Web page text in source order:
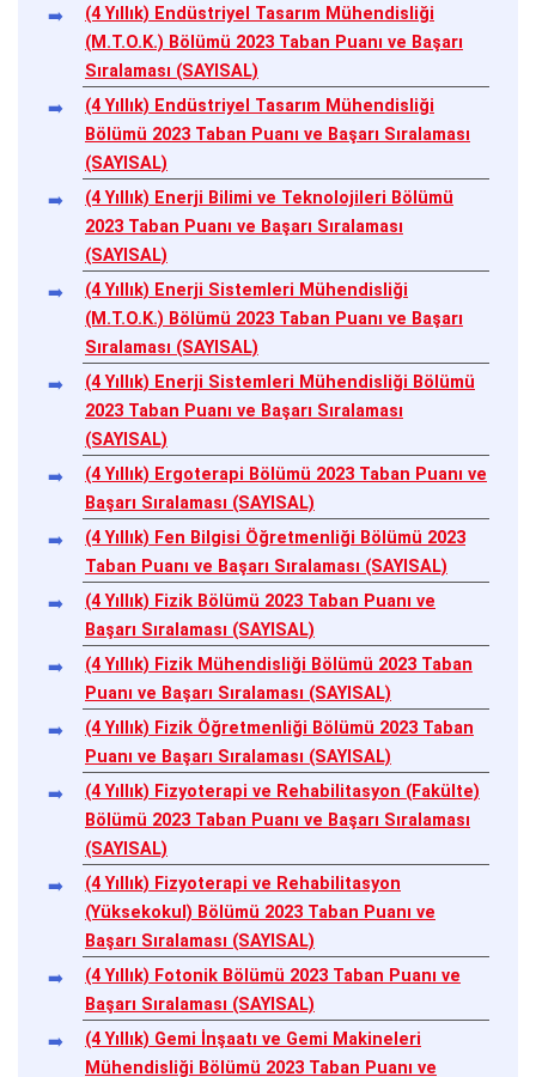
(4 Yıllık) Endüstriyel Tasarım Mühendisliği
(M.T.O.K.) Bölümü 2023 Taban Puanı ve Başarı
Sıralaması (SAYISAL)
(4 Yıllık) Endüstriyel Tasarım Mühendisliği
Bölümü 2023 Taban Puanı ve Başarı Sıralaması
(SAYISAL)
(4 Yıllık) Enerji Bilimi ve Teknolojileri Bölümü
2023 Taban Puanı ve Başarı Sıralaması
(SAYISAL)
(4 Yıllık) Enerji Sistemleri Mühendisliği
(M.T.O.K.) Bölümü 2023 Taban Puanı ve Başarı
Sıralaması (SAYISAL)
(4 Yıllık) Enerji Sistemleri Mühendisliği Bölümü
2023 Taban Puanı ve Başarı Sıralaması
(SAYISAL)
(4 Yıllık) Ergoterapi Bölümü 2023 Taban Puanı ve
Başarı Sıralaması (SAYISAL)
(4 Yıllık) Fen Bilgisi Öğretmenliği Bölümü 2023
Taban Puanı ve Başarı Sıralaması (SAYISAL)
(4 Yıllık) Fizik Bölümü 2023 Taban Puanı ve
Başarı Sıralaması (SAYISAL)
(4 Yıllık) Fizik Mühendisliği Bölümü 2023 Taban
Puanı ve Başarı Sıralaması (SAYISAL)
(4 Yıllık) Fizik Öğretmenliği Bölümü 2023 Taban
Puanı ve Başarı Sıralaması (SAYISAL)
(4 Yıllık) Fizyoterapi ve Rehabilitasyon (Fakülte)
Bölümü 2023 Taban Puanı ve Başarı Sıralaması
(SAYISAL)
(4 Yıllık) Fizyoterapi ve Rehabilitasyon
(Yüksekokul) Bölümü 2023 Taban Puanı ve
Başarı Sıralaması (SAYISAL)
(4 Yıllık) Fotonik Bölümü 2023 Taban Puanı ve
Başarı Sıralaması (SAYISAL)
(4 Yıllık) Gemi İnşaatı ve Gemi Makineleri
Mühendisliği Bölümü 2023 Taban Puanı ve